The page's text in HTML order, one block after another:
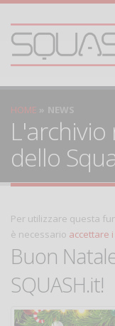
HOME NEWS
dello
Per utilizzare questa
è necessario accettare
Buon
SQUASH.it!